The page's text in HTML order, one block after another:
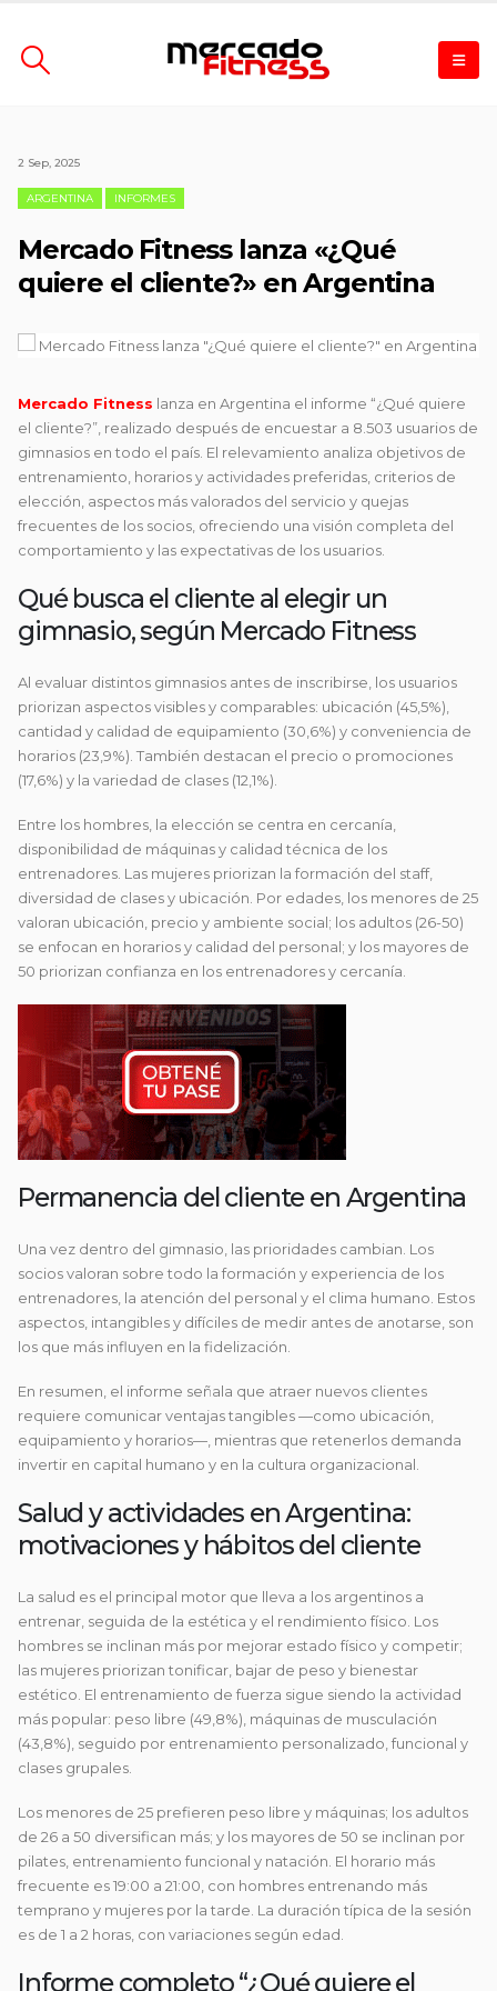
2 Sep, 2025
ARGENTINA INFORMES
Mercado Fitness lanza «¿Qué
quiere el cliente?» en Argentina
Mercado Fitness lanza en Argentina el informe “¿Qué quiere
el cliente?”, realizado después de encuestar a 8.503 usuarios de
gimnasios en todo el país. El relevamiento analiza objetivos de
entrenamiento, horarios y actividades preferidas, criterios de
elección, aspectos más valorados del servicio y quejas
frecuentes de los socios, ofreciendo una visión completa del
comportamiento y las expectativas de los usuarios.
Qué busca el cliente al elegir un
gimnasio, según Mercado Fitness
Al evaluar distintos gimnasios antes de inscribirse, los usuarios
priorizan aspectos visibles y comparables: ubicación (45,5%),
cantidad y calidad de equipamiento (30,6%) y conveniencia de
horarios (23,9%). También destacan el precio o promociones
(17,6%) y la variedad de clases (12,1%).
Entre los hombres, la elección se centra en cercanía,
disponibilidad de máquinas y calidad técnica de los
entrenadores. Las mujeres priorizan la formación del staff,
diversidad de clases y ubicación. Por edades, los menores de 25
valoran ubicación, precio y ambiente social; los adultos (26-50)
se enfocan en horarios y calidad del personal; y los mayores de
50 priorizan confianza en los entrenadores y cercanía.
Permanencia del cliente en Argentina
Una vez dentro del gimnasio, las prioridades cambian. Los
socios valoran sobre todo la formación y experiencia de los
entrenadores, la atención del personal y el clima humano. Estos
aspectos, intangibles y difíciles de medir antes de anotarse, son
los que más influyen en la fidelización.
En resumen, el informe señala que atraer nuevos clientes
requiere comunicar ventajas tangibles —como ubicación,
equipamiento y horarios—, mientras que retenerlos demanda
invertir en capital humano y en la cultura organizacional.
Salud y actividades en Argentina:
motivaciones y hábitos del cliente
La salud es el principal motor que lleva a los argentinos a
entrenar, seguida de la estética y el rendimiento físico. Los
hombres se inclinan más por mejorar estado físico y competir;
las mujeres priorizan tonificar, bajar de peso y bienestar
estético. El entrenamiento de fuerza sigue siendo la actividad
más popular: peso libre (49,8%), máquinas de musculación
(43,8%), seguido por entrenamiento personalizado, funcional y
clases grupales.
Los menores de 25 prefieren peso libre y máquinas; los adultos
de 26 a 50 diversifican más; y los mayores de 50 se inclinan por
pilates, entrenamiento funcional y natación. El horario más
frecuente es 19:00 a 21:00, con hombres entrenando más
temprano y mujeres por la tarde. La duración típica de la sesión
es de 1 a 2 horas, con variaciones según edad.
Informe completo “¿Qué quiere el